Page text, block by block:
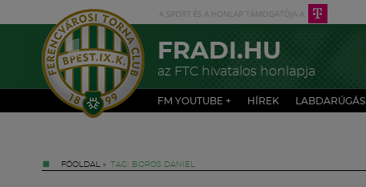
FRADI.HU
az FTC hivatalos honlapja
FM YOUTUBE + HÍREK LABDARÚGÁS
FŐOLDAL » TAG: BOROS DÁNIEL